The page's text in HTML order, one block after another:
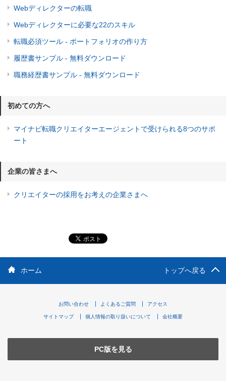
Webディレクターの転職
Webディレクターに必要な22のスキル
転職必須ツール - ポートフォリオの作り方
履歴書サンプル - 無料ダウンロード
職務経歴書サンプル - 無料ダウンロード
初めての方へ
マイナビ転職クリエイターエージェントで受けられる8つのサポ
ート
企業の皆さまへ
クリエイターの採用をお考えの企業さまへ
ホーム トップへ戻る
お問い合わせ よくあるご質問 アクセス
サイトマップ 個人情報の取り扱いについて 会社概要
PC版を見る